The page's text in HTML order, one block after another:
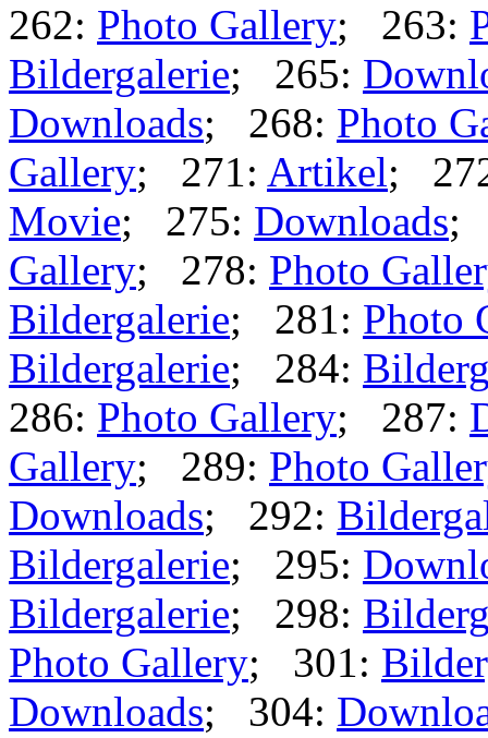
262: Photo Gallery; 263:
Bildergalerie; 265:
Downloads; 268: Photo
Gallery; 271: Artikel;
Movie; 275: Downloads;
Gallery; 278: Photo
Bildergalerie; 281: Photo
Bildergalerie; 284:
286: Photo Gallery; 287:
Gallery; 289: Photo
Downloads; 292:
Bildergalerie; 295:
Bildergalerie; 298:
Photo Gallery; 301:
Downloads; 304: